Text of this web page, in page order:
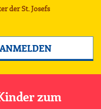
der St. Josefs
zum